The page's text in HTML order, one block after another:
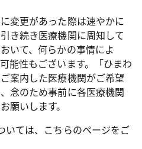
変更があった際は速やかに
き続き医療機関に周知して
いて、何らかの事情によ
能性もございます。「ひまわ
案内した医療機関がご希望
念のため事前に各医療機関
願いします。
ては、こちらのページをご